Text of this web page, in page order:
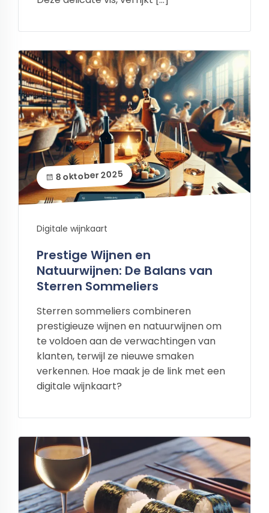
8 oktober 2025
Digitale wijnkaart
Prestige Wijnen en
Natuurwijnen: De Balans van
Sterren Sommeliers
Sterren sommeliers combineren
prestigieuze wijnen en natuurwijnen om
te voldoen aan de verwachtingen van
klanten, terwijl ze nieuwe smaken
verkennen. Hoe maak je de link met een
digitale wijnkaart?